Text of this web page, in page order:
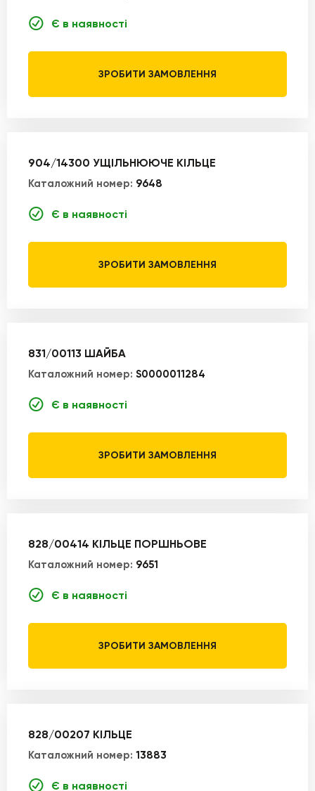
Є в наявності
ЗРОБИТИ ЗАМОВЛЕННЯ
904/14300 УЩІЛЬНЮЮЧЕ КІЛЬЦЕ
Каталожний номер: 9648
Є в наявності
ЗРОБИТИ ЗАМОВЛЕННЯ
831/00113 ШАЙБА
Каталожний номер: S0000011284
Є в наявності
ЗРОБИТИ ЗАМОВЛЕННЯ
828/00414 КІЛЬЦЕ ПОРШНЬОВЕ
Каталожний номер: 9651
Є в наявності
ЗРОБИТИ ЗАМОВЛЕННЯ
828/00207 КІЛЬЦЕ
Каталожний номер: 13883
Є в наявності